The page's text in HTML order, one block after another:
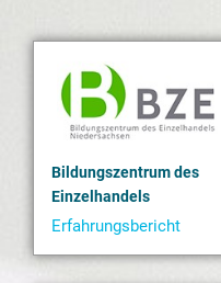
Bildungszentrum des
Einzelhandels
Erfahrungsbericht